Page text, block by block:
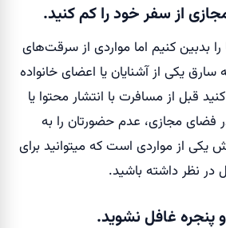
بدبین کنیم اما مواردی از سرقت‌های
یکی از آشنایان یا اعضای خانواده
قبل از مسافرت با انتشار محتوا یا
فضای مجازی، عدم حضورتان را به
یکی از مواردی است که میتوانید برای
در نظر داشته باشید.